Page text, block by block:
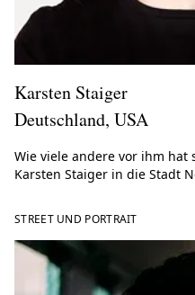
Karsten Staiger
Deutschland, USA
Wie viele andere vor ihm hat
Karsten Staiger in die Stadt
STREET UND PORTRAIT